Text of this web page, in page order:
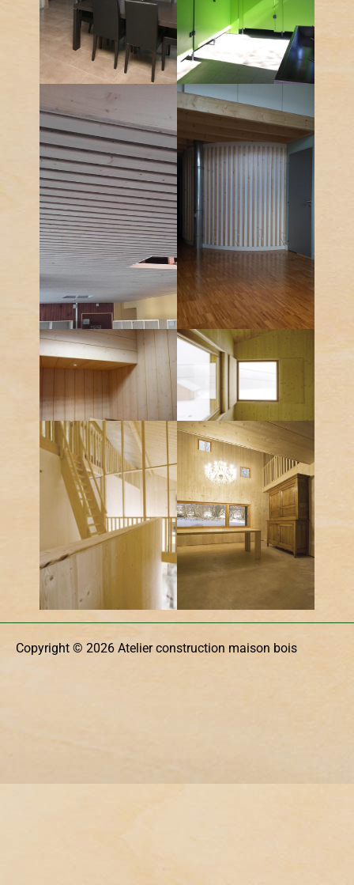
Copyright © 2026 Atelier construction maison bois